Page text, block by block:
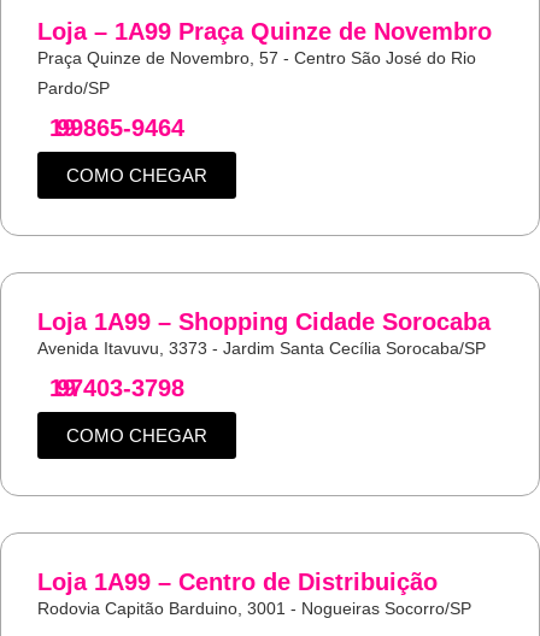
Loja – 1A99 Praça Quinze de Novembro
Praça Quinze de Novembro, 57 - Centro São José do Rio
Pardo/SP
19
99865-9464
COMO CHEGAR
Loja 1A99 – Shopping Cidade Sorocaba
Avenida Itavuvu, 3373 - Jardim Santa Cecília Sorocaba/SP
19
97403-3798
COMO CHEGAR
Loja 1A99 – Centro de Distribuição
Rodovia Capitão Barduino, 3001 - Nogueiras Socorro/SP